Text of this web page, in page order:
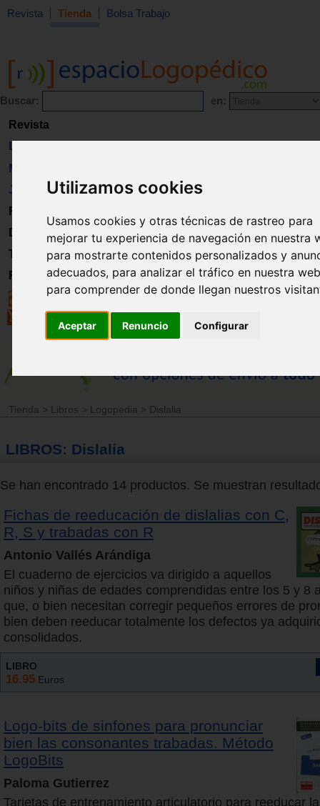
Utilizamos cookies
Usamos cookies y otras técnicas de rastreo para
mejorar tu experiencia de navegación en nuestra
para mostrarte contenidos personalizados y
adecuados, para analizar el tráfico en nuestra
para comprender de donde llegan nuestros
Aceptar Renuncio Configurar
Revista Tienda Bolsa Trabajo
Buscar: en:
Revista
Libros
Material
Juguetes
Formación
Directorio
Trabajo
Registro
Tienda > Libros > Logopedia > Dislalia
LIBROS: Dislalia
Se han encontrado 14 productos. Se muestran
Fichas de reeducación de dislalias con C,
R, S y trabadas con R
Antonio Vallés Arándiga
El cuaderno de ejercicios va dirigido a aquellos
niños y niñas de edades comprendidas entre los 5 y 8
que, o bien necesitan corregir pequeños errores de
bien deben reeducar totalmente los defectos ya
consolidados.
LIBRO
16.95 Euros
Logo-bits de sinfones para pronunciar
bien las consonantes trabadas. Método
LogoBits
Paloma Gutierrez
Tarjetas de entrenamiento articulatorio para reeducar